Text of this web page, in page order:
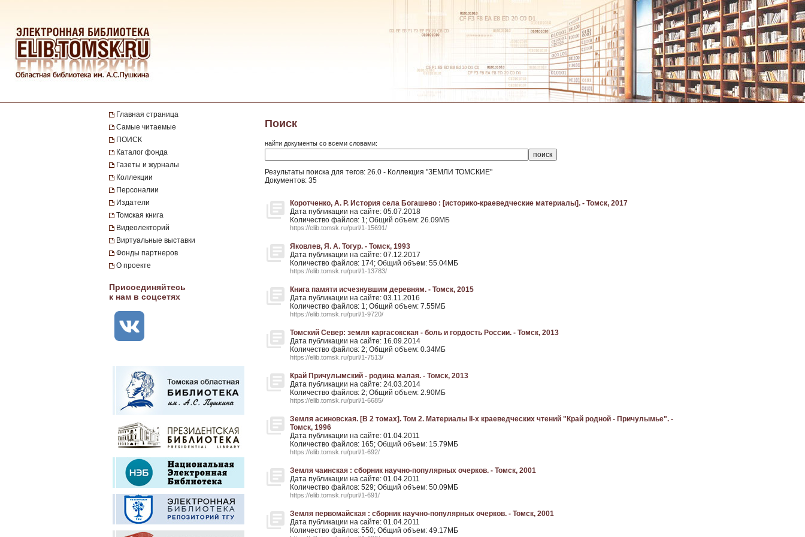
Главная страница
Самые читаемые
ПОИСК
Каталог фонда
Газеты и журналы
Коллекции
Персоналии
Издатели
Томская книга
Видеолекторий
Виртуальные выставки
Фонды партнеров
О проекте
Присоединяйтесь
к нам в соцсетях
Поиск
найти документы со всеми словами:
Результаты поиска для тегов: 26.0 - Коллекция "ЗЕМЛИ ТОМСКИЕ"
Документов: 35
Коротченко, А. Р. История села Богашево : [историко-краеведческие материалы]. - Томск, 2017
Дата публикации на сайте: 05.07.2018
Количество файлов: 1; Общий объем: 26.09МБ
https://elib.tomsk.ru/purl/1-15691/
Яковлев, Я. А. Тогур. - Томск, 1993
Дата публикации на сайте: 07.12.2017
Количество файлов: 174; Общий объем: 55.04МБ
https://elib.tomsk.ru/purl/1-13783/
Книга памяти исчезнувшим деревням. - Томск, 2015
Дата публикации на сайте: 03.11.2016
Количество файлов: 1; Общий объем: 7.55МБ
https://elib.tomsk.ru/purl/1-9720/
Томский Север: земля каргасокская - боль и гордость России. - Томск, 2013
Дата публикации на сайте: 16.09.2014
Количество файлов: 2; Общий объем: 0.34МБ
https://elib.tomsk.ru/purl/1-7513/
Край Причулымский - родина малая. - Томск, 2013
Дата публикации на сайте: 24.03.2014
Количество файлов: 2; Общий объем: 2.90МБ
https://elib.tomsk.ru/purl/1-6685/
Земля асиновская. [В 2 томах]. Том 2. Материалы II-х краеведческих чтений "Край родной - Причулымье". -
Томск, 1996
Дата публикации на сайте: 01.04.2011
Количество файлов: 165; Общий объем: 15.79МБ
https://elib.tomsk.ru/purl/1-692/
Земля чаинская : сборник научно-популярных очерков. - Томск, 2001
Дата публикации на сайте: 01.04.2011
Количество файлов: 529; Общий объем: 50.09МБ
https://elib.tomsk.ru/purl/1-691/
Земля первомайская : сборник научно-популярных очерков. - Томск, 2001
Дата публикации на сайте: 01.04.2011
Количество файлов: 550; Общий объем: 49.17МБ